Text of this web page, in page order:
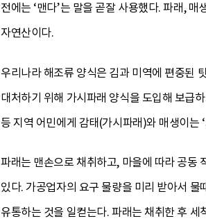
전에는 ‘맨다’는 말을 곧잘 사용했다. 파래,
자연산이다.
우리나라 해조류 양식은 김과 미역에 편중된
대처하기 위해 가시파래 양식을 도입해 보급
등 지역 어민에게 감태(가시파래)와 매생이는
파래는 맨손으로 채취하고, 마을에 따라 공동
있다. 가공업자의 요구 물량을 미리 받아서
유통하는 것을 일컫는다. 파래는 채취한 후